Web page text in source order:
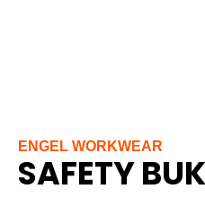
ENGEL WORKWEAR
SAFETY